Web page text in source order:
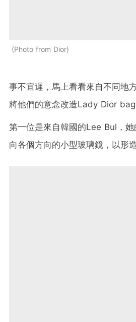
Photo from Dior
事不宜遲，馬上看看來自不同地
將他們的意念改造Lady Dior bag
第一位是來自韓國的Lee Bul ，
向各個方向的小型玻璃鏡，以形